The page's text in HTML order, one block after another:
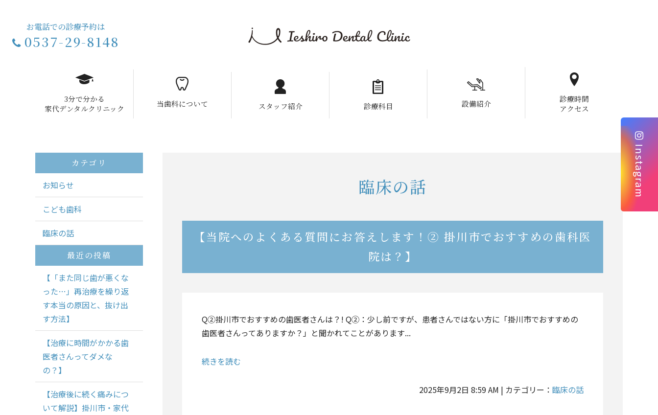
お電話での診療予約は
0537-29-8148
Instagram
3分で分かる
家代デンタルクリニック
当歯科について スタッフ紹介 診療科目 設備紹介
診療時間
アクセス
臨床の話
【当院へのよくある質問にお答えします！② 掛川市でおすすめの歯科医
院は？】
Q②掛川市でおすすめの歯医者さんは？! Q②：少し前ですが、患者さんではない方に「掛川市でおすすめの
歯医者さんってありますか？」と聞かれてことがあります...
続きを読む
2025年9月2日 8:59 AM | カテゴリー： 臨床の話
カテゴリ
お知らせ
こども歯科
臨床の話
最近の投稿
【「また同じ歯が悪くな
った…」再治療を繰り返
す本当の原因と、抜け出
す方法】
【治療に時間がかかる歯
医者さんってダメな
の？】
【治療後に続く痛みにつ
いて解説】掛川市・家代